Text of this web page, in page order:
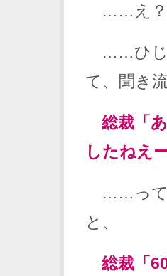
……え？
……ひじ
て、聞き
総裁「
したねえー
……って
と、
総裁「